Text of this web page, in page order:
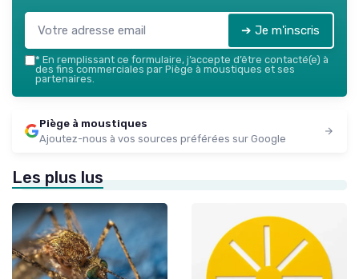
➔ Je m'inscris
* En remplissant ce formulaire, j’accepte d’être contacté(e) à
des fins commerciales par Piège à moustiques et ses
partenaires.
Piège à moustiques
Ajoutez-nous à vos sources préférées sur Google
Les plus lus